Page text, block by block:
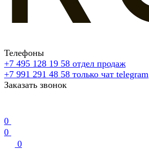
Телефоны
+7 495 128 19 58 отдел продаж
+7 991 291 48 58 только чат telegram
Заказать звонок
0
0
0